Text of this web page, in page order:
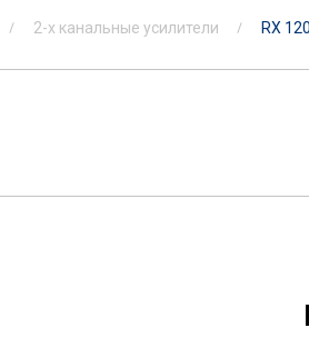
2-х канальные усилители RX